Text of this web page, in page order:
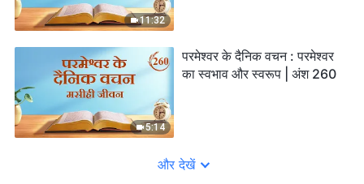
11:32
5:14
परमेश्वर के दैनिक वचन : परमेश्वर
का स्वभाव और स्वरूप | अंश 260
और देखें